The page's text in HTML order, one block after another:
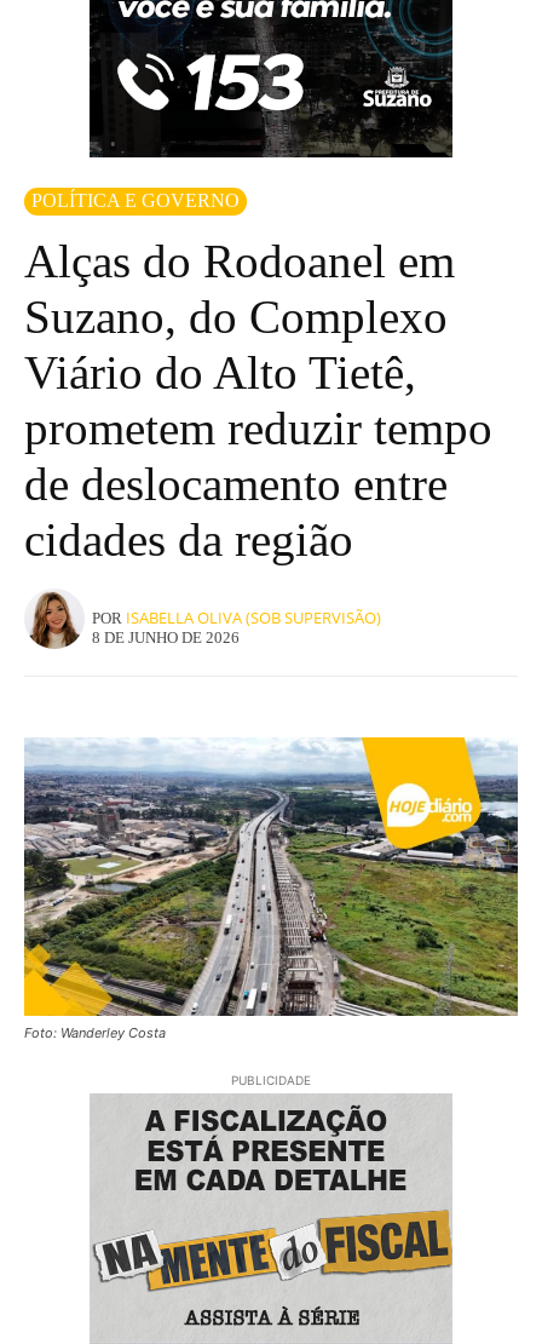
POLÍTICA E GOVERNO
Alças do Rodoanel em
Suzano, do Complexo
Viário do Alto Tietê,
prometem reduzir tempo
de deslocamento entre
cidades da região
POR ISABELLA OLIVA (SOB SUPERVISÃO)
8 DE JUNHO DE 2026
Foto: Wanderley Costa
PUBLICIDADE